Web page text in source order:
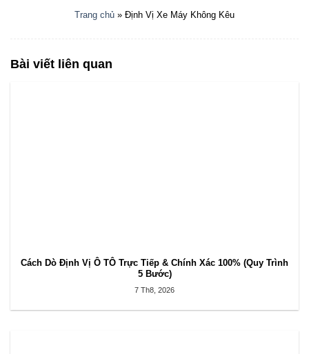
Trang chủ » Định Vị Xe Máy Không Kêu
Bài viết liên quan
Cách Dò Định Vị Ô TÔ Trực Tiếp & Chính Xác 100% (Quy Trình
5 Bước)
7 Th8, 2026